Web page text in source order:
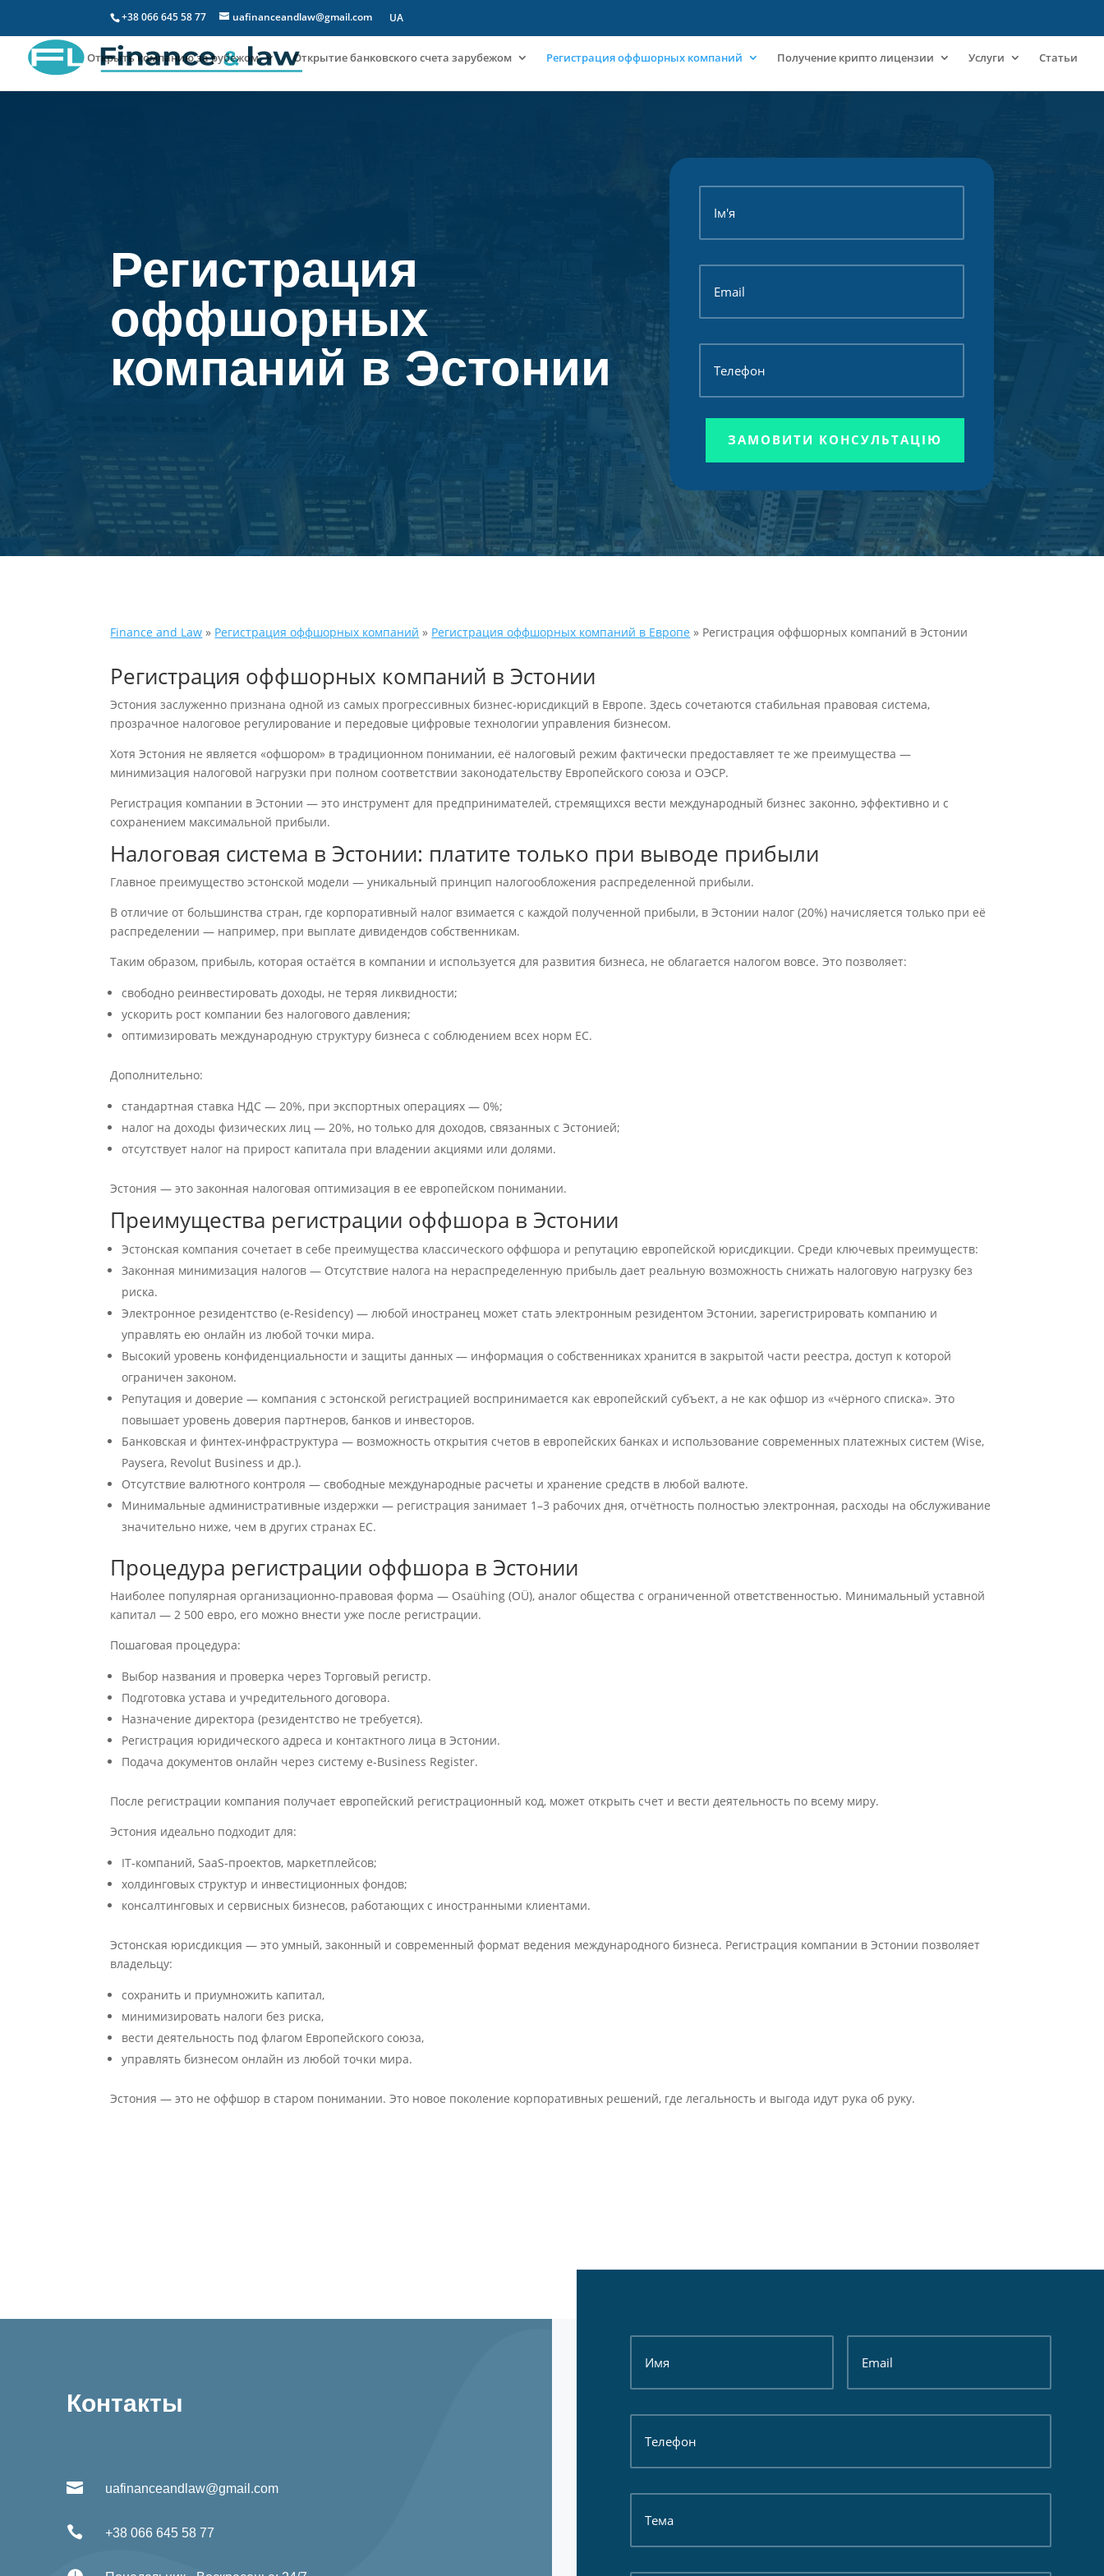
+38 066 645 58 77 uafinanceandlaw@gmail.com UA
Открыть компанию за рубежом Открытие банковского счета зарубежом Регистрация оффшорных компаний Получение крипто лицензии Услуги Статьи
Регистрация
оффшорных
компаний в Эстонии
ЗАМОВИТИ КОНСУЛЬТАЦІЮ
Finance and Law » Регистрация оффшорных компаний » Регистрация оффшорных компаний в Европе » Регистрация оффшорных компаний в Эстонии
Регистрация оффшорных компаний в Эстонии
Эстония заслуженно признана одной из самых прогрессивных бизнес-юрисдикций в Европе. Здесь сочетаются стабильная правовая система,
прозрачное налоговое регулирование и передовые цифровые технологии управления бизнесом.
Хотя Эстония не является «офшором» в традиционном понимании, её налоговый режим фактически предоставляет те же преимущества —
минимизация налоговой нагрузки при полном соответствии законодательству Европейского союза и ОЭСР.
Регистрация компании в Эстонии — это инструмент для предпринимателей, стремящихся вести международный бизнес законно, эффективно и с
сохранением максимальной прибыли.
Налоговая система в Эстонии: платите только при выводе прибыли
Главное преимущество эстонской модели — уникальный принцип налогообложения распределенной прибыли.
В отличие от большинства стран, где корпоративный налог взимается с каждой полученной прибыли, в Эстонии налог (20%) начисляется только при её
распределении — например, при выплате дивидендов собственникам.
Таким образом, прибыль, которая остаётся в компании и используется для развития бизнеса, не облагается налогом вовсе. Это позволяет:
свободно реинвестировать доходы, не теряя ликвидности;
ускорить рост компании без налогового давления;
оптимизировать международную структуру бизнеса с соблюдением всех норм ЕС.
Дополнительно:
стандартная ставка НДС — 20%, при экспортных операциях — 0%;
налог на доходы физических лиц — 20%, но только для доходов, связанных с Эстонией;
отсутствует налог на прирост капитала при владении акциями или долями.
Эстония — это законная налоговая оптимизация в ее европейском понимании.
Преимущества регистрации оффшора в Эстонии
Эстонская компания сочетает в себе преимущества классического оффшора и репутацию европейской юрисдикции. Среди ключевых преимуществ:
Законная минимизация налогов — Отсутствие налога на нераспределенную прибыль дает реальную возможность снижать налоговую нагрузку без
риска.
Электронное резидентство (e-Residency) — любой иностранец может стать электронным резидентом Эстонии, зарегистрировать компанию и
управлять ею онлайн из любой точки мира.
Высокий уровень конфиденциальности и защиты данных — информация о собственниках хранится в закрытой части реестра, доступ к которой
ограничен законом.
Репутация и доверие — компания с эстонской регистрацией воспринимается как европейский субъект, а не как офшор из «чёрного списка». Это
повышает уровень доверия партнеров, банков и инвесторов.
Банковская и финтех-инфраструктура — возможность открытия счетов в европейских банках и использование современных платежных систем (Wise,
Paysera, Revolut Business и др.).
Отсутствие валютного контроля — свободные международные расчеты и хранение средств в любой валюте.
Минимальные административные издержки — регистрация занимает 1–3 рабочих дня, отчётность полностью электронная, расходы на обслуживание
значительно ниже, чем в других странах ЕС.
Процедура регистрации оффшора в Эстонии
Наиболее популярная организационно-правовая форма — Osaühing (OÜ), аналог общества с ограниченной ответственностью. Минимальный уставной
капитал — 2 500 евро, его можно внести уже после регистрации.
Пошаговая процедура:
Выбор названия и проверка через Торговый регистр.
Подготовка устава и учредительного договора.
Назначение директора (резидентство не требуется).
Регистрация юридического адреса и контактного лица в Эстонии.
Подача документов онлайн через систему e-Business Register.
После регистрации компания получает европейский регистрационный код, может открыть счет и вести деятельность по всему миру.
Эстония идеально подходит для:
IT-компаний, SaaS-проектов, маркетплейсов;
холдинговых структур и инвестиционных фондов;
консалтинговых и сервисных бизнесов, работающих с иностранными клиентами.
Эстонская юрисдикция — это умный, законный и современный формат ведения международного бизнеса. Регистрация компании в Эстонии позволяет
владельцу:
сохранить и приумножить капитал,
минимизировать налоги без риска,
вести деятельность под флагом Европейского союза,
управлять бизнесом онлайн из любой точки мира.
Эстония — это не оффшор в старом понимании. Это новое поколение корпоративных решений, где легальность и выгода идут рука об руку.
Контакты
 uafinanceandlaw@gmail.com
 +38 066 645 58 77